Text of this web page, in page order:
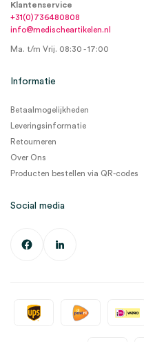
Klantenservice
+31(0)736480808
info@medischeartikelen.nl
Ma. t/m Vrij. 08:30 - 17:00
Informatie
Betaalmogelijkheden
Leveringsinformatie
Retourneren
Over Ons
Producten bestellen via QR-codes
Social media